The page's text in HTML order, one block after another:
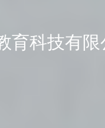
育科技有限